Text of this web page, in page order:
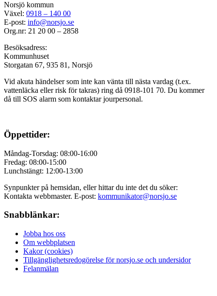
Norsjö kommun
Växel: 0918 – 140 00
E-post: info@norsjo.se
Org.nr: 21 20 00 – 2858
Besöksadress:
Kommunhuset
Storgatan 67, 935 81, Norsjö
Vid akuta händelser som inte kan vänta till nästa vardag (t.ex.
vattenläcka ellerrisk för takras) ring då 0918-101 70. Du kommer
då till SOS alarm som kontaktar jourpersonal.
Öppettider:
Måndag-Torsdag: 08:00-16:00
Fredag: 08:00-15:00
Lunchstängt: 12:00-13:00
Synpunkter på hemsidan, eller hittar du inte det du söker:
Kontakta webbmaster. E-post: kommunikator@norsjo.se
Snabblänkar:
Jobba hos oss
Om webbplatsen
Kakor (cookies)
Tillgänglighetsredogörelse för norsjo.se och undersidor
Felanmälan